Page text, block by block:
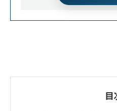
目